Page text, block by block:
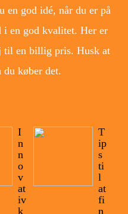
en god idé, når du er på
en god kvalitet. Her er
til en billig pris. Husk at
køber det.
I
n
n
o
v
at
iv
k
T
ip
s
ti
l
at
fi
n